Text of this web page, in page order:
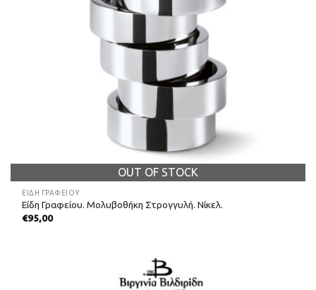
OUT OF STOCK
ΕΊΔΗ ΓΡΑΦΕΊΟΥ
Είδη Γραφείου. Μολυβοθήκη Στρογγυλή. Νίκελ.
€95,00